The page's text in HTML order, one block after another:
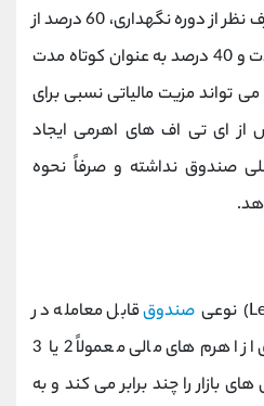
می ‌کنند که بر اساس آن، صرف ‌نظر از دوره نگهداری، 60 درصد از
سود یا زیان به عنوان بلندمدت و 40 درصد به عنوان کوتاه‌ مدت
تواند مزیت مالیاتی نسبی برای
از ای ‌تی ‌اف‌ های اهرمی ایجاد
صندوق نداشته و صرفاً نحوه
صندوققابل معامله در
بورس است که با بهره‌ گیری از اهرم ‌های مالی معمولاً 2 یا 3
بازار را چند برابر می‌ کند و به